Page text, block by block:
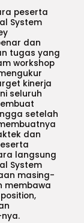
peserta
System
dan
tugas yang
workshop
kinerja
seluruh
setelah
dan
langsung
System
masing-
membawa